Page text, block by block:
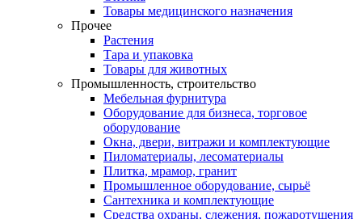
Товары медицинского назначения
Прочее
Растения
Тара и упаковка
Товары для животных
Промышленность, строительство
Мебельная фурнитура
Оборудование для бизнеса, торговое
оборудование
Окна, двери, витражи и комплектующие
Пиломатериалы, лесоматериалы
Плитка, мрамор, гранит
Промышленное оборудование, сырьё
Сантехника и комплектующие
Средства охраны, слежения, пожаротушения